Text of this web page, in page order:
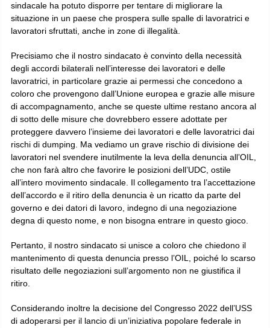
sindacale ha potuto disporre per tentare di migliorare la
situazione in un paese che prospera sulle spalle di lavoratrici e
lavoratori sfruttati, anche in zone di illegalità.
Precisiamo che il nostro sindacato è convinto della necessità
degli accordi bilaterali nell’interesse dei lavoratori e delle
lavoratrici, in particolare grazie ai permessi che concedono a
coloro che provengono dall’Unione europea e grazie alle misure
di accompagnamento, anche se queste ultime restano ancora al
di sotto delle misure che dovrebbero essere adottate per
proteggere davvero l’insieme dei lavoratori e delle lavoratrici dai
rischi di dumping. Ma vediamo un grave rischio di divisione dei
lavoratori nel svendere inutilmente la leva della denuncia all’OIL,
che non farà altro che favorire le posizioni dell’UDC, ostile
all’intero movimento sindacale. Il collegamento tra l’accettazione
dell’accordo e il ritiro della denuncia è un ricatto da parte del
governo e dei datori di lavoro, indegno di una negoziazione
degna di questo nome, e non bisogna entrare in questo gioco.
Pertanto, il nostro sindacato si unisce a coloro che chiedono il
mantenimento di questa denuncia presso l’OIL, poiché lo scarso
risultato delle negoziazioni sull’argomento non ne giustifica il
ritiro.
Considerando inoltre la decisione del Congresso 2022 dell’USS
di adoperarsi per il lancio di un’iniziativa popolare federale in